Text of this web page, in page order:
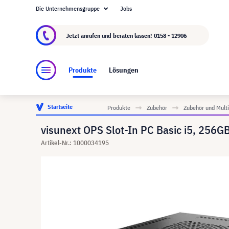
Über visunext.at
Die Unternehmensgruppe Jobs
Jetzt anrufen und beraten lassen! 0158 - 12906
Produkte Lösungen
Startseite Produkte Zubehör Zubehör und
visunext OPS Slot-In PC Basic i5,
Artikel-Nr.: 1000034195